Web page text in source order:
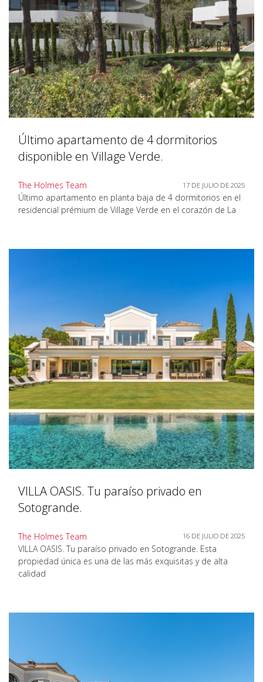
Último apartamento de 4 dormitorios
disponible en Village Verde.
The Holmes Team 17 DE JULIO DE 2025
Último apartamento en planta baja de 4 dormitorios en el
residencial prémium de Village Verde en el corazón de La
VILLA OASIS. Tu paraíso privado en
Sotogrande.
The Holmes Team 16 DE JULIO DE 2025
VILLA OASIS. Tu paraíso privado en Sotogrande. Esta
propiedad única es una de las más exquisitas y de alta
calidad